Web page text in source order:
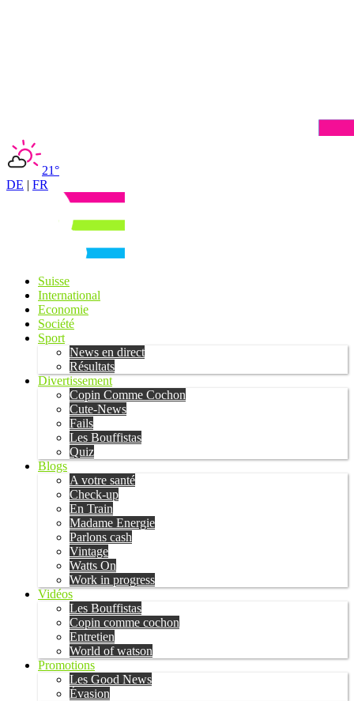
21°
DE | FR
Suisse
International
Economie
Société
Sport
News en direct
Résultats
Divertissement
Copin Comme Cochon
Cute-News
Fails
Les Bouffistas
Quiz
Blogs
A votre santé
Check-up
En Train
Madame Energie
Parlons cash
Vintage
Watts On
Work in progress
Vidéos
Les Bouffistas
Copin comme cochon
Entretien
World of watson
Promotions
Les Good News
Évasion